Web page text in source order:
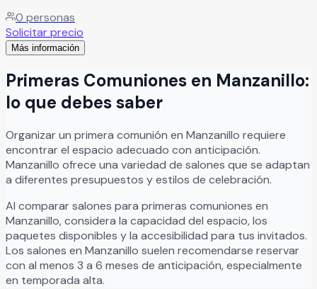
acogedor. El recinto cuenta con una amplia terraza frente
a hermosos jardines, creando el escenario perfecto para
bodas, XV años, aniversarios, cumpleaños, reuniones
Bugambilias cada evento se disfruta en un entorno lleno
de tranquilidad, belleza natural y excelente ambiente,
ofreciendo espacios ideales para compartir experiencias
0 personas
Solicitar precio
Más información
Primeras Comuniones en Manzanillo:
lo que debes saber
Organizarun primera comunión en Manzanillo requiere
encontrar el espacio adecuado con anticipación.
Manzanillo ofrece una variedad de salones que se adaptan
a diferentes presupuestos y estilos de celebración.
Al comparar salones para primeras comuniones en
Manzanillo, considera la capacidad del espacio, los
paquetes disponibles y la accesibilidad para tus invitados.
Los salones en Manzanillo suelen recomendarse reservar
con al menos 3 a 6 meses de anticipación, especialmente
en temporada alta.